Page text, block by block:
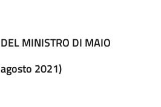
MINISTRO DI MAIO
2021)